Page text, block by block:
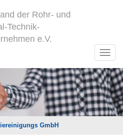
der Rohr- und
Technik-
e.V.
GmbH